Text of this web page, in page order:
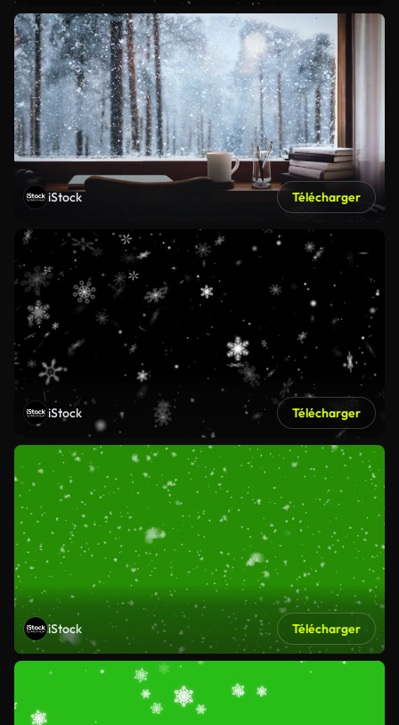
iStock Télécharger
iStock Télécharger
iStock Télécharger